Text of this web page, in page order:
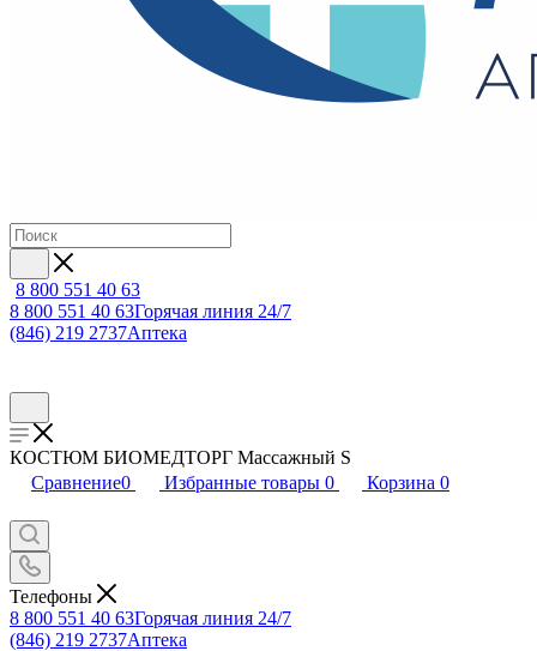
8 800 551 40 63
8 800 551 40 63Горячая линия 24/7
(846) 219 2737Аптека
КОСТЮМ БИОМЕДТОРГ Массажный S
Сравнение0 Избранные товары 0 Корзина 0
Телефоны
8 800 551 40 63Горячая линия 24/7
(846) 219 2737Аптека